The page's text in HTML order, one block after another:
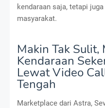
kendaraan saja, tetapi
masyarakat.
Makin Tak Sulit,
Kendaraan
Lewat Video
Tengah
Marketplace dari Astra,